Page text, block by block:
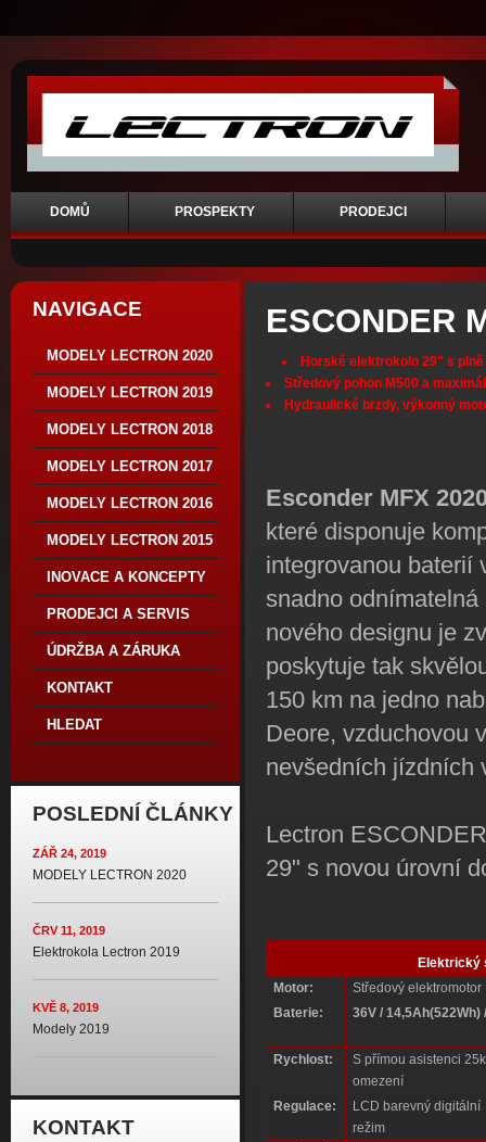
DOMŮ PROSPEKTY PRODEJCI
NAVIGACE
MODELY LECTRON 2020
MODELY LECTRON 2019
MODELY LECTRON 2018
MODELY LECTRON 2017
MODELY LECTRON 2016
MODELY LECTRON 2015
INOVACE A KONCEPTY
PRODEJCI A SERVIS
ÚDRŽBA A ZÁRUKA
KONTAKT
HLEDAT
POSLEDNÍ ČLÁNKY
ZÁŘ 24, 2019
MODELY LECTRON 2020
ČRV 11, 2019
Elektrokola Lectron 2019
KVĚ 8, 2019
Modely 2019
KONTAKT
ESCONDER
Horské elektrokolo 29" s
Středový pohon M500 a
Hydraulické brzdy, výkonný
Esconder MFX
které disponuje
integrovanou baterií
snadno
nového designu je
poskytuje tak
150 km na jedno
Deore, vzduchovou
nevšedních jízdních
Lectron
29" s novou úrovní
Elektrický
Motor:
Středový elektromotor
Baterie:
36V /
Rychlost:
S přímou asistenci
omezení
Regulace:
LCD barevný digitální
režim